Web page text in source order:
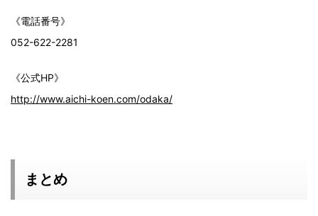
《電話番号》
052-622-2281
《公式HP》
http://www.aichi-koen.com/odaka/
まとめ